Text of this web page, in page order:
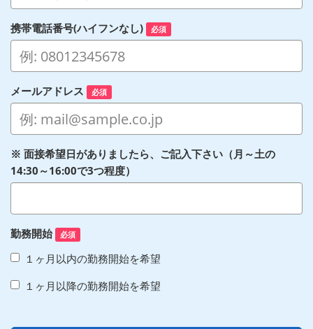
携帯電話番号(ハイフンなし) 必須
メールアドレス 必須
※ 面接希望日がありましたら、ご記入下さい（月～土の
14:30～16:00で3つ程度）
勤務開始 必須
１ヶ月以内の勤務開始を希望
１ヶ月以降の勤務開始を希望